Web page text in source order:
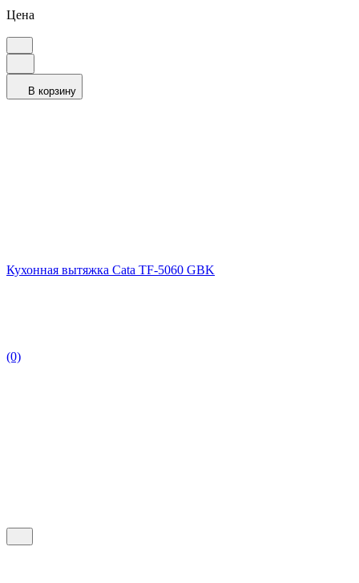
Цена
В корзину
Кухонная вытяжка Cata TF-5060 GBK
(0)